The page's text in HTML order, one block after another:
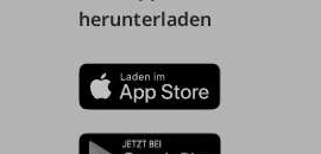
herunterladen